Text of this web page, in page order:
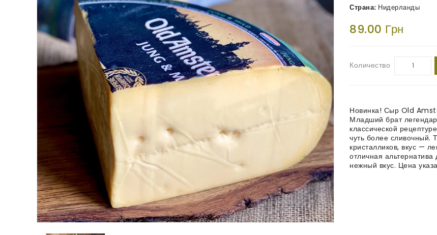
Страна: Нидерланды
89.00 Грн
Количество
Новинка! Сыр Old
Младший брат
классической
чуть более сливочный.
кристалликов, вкус —
отличная
нежный вкус. Цена